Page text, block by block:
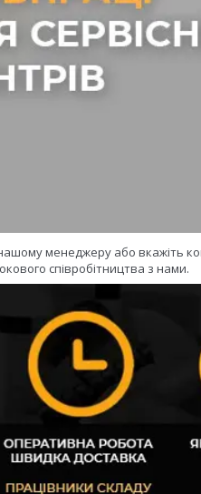
менеджеру або вкажіть
співробітництва з нами.